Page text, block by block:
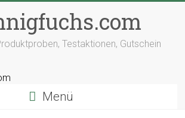
Testaktionen, Gutschein
Menü